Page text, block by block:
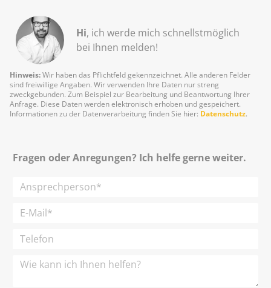
Hi, ich werde mich schnellst­möglich
bei Ihnen melden!
Hinweis:Wir haben das Pflichtfeld gekennzeichnet. Alle anderen Felder
sind freiwillige Angaben. Wir verwenden Ihre Daten nur streng
zweckgebunden. Zum Beispiel zur Bearbeitung und Beantwortung Ihrer
Anfrage. Diese Daten werden elektronisch erhoben und gespeichert.
Informationen zu der Datenverarbeitung finden Sie hier: Datenschutz.
Fragen oder Anregungen? Ich helfe gerne weiter.